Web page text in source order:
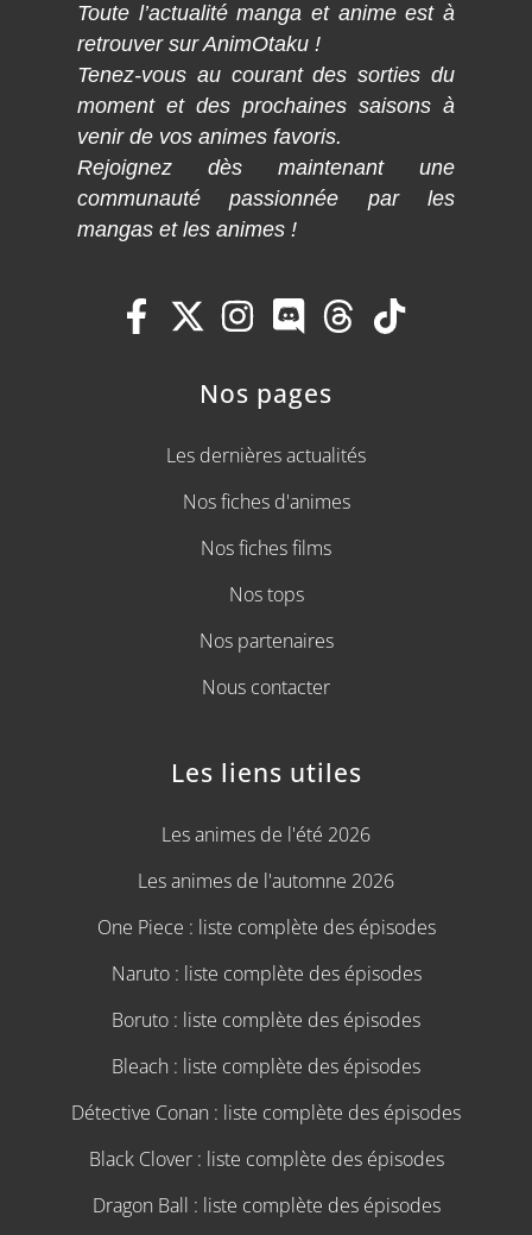
Toute l’actualité manga et anime est à
retrouver sur AnimOtaku !
Tenez-vous au courant des sorties du
moment et des prochaines saisons à
venir de vos animes favoris.
Rejoignez dès maintenant une
communauté passionnée par les
mangas et les animes !
Nos pages
Les dernières actualités
Nos fiches d'animes
Nos fiches films
Nos tops
Nos partenaires
Nous contacter
Les liens utiles
Les animes de l'été 2026
Les animes de l'automne 2026
One Piece : liste complète des épisodes
Naruto : liste complète des épisodes
Boruto : liste complète des épisodes
Bleach : liste complète des épisodes
Détective Conan : liste complète des épisodes
Black Clover : liste complète des épisodes
Dragon Ball : liste complète des épisodes